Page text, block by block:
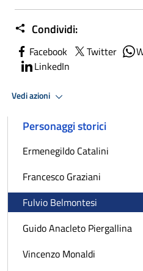
Condividi:
Facebook Twitter
LinkedIn
Vedi azioni
Personaggi storici
Ermenegildo Catalini
Francesco Graziani
Fulvio Belmontesi
Guido Anacleto Piergallina
Vincenzo Monaldi